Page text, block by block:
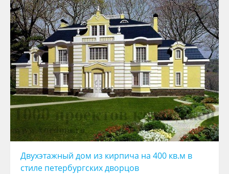
Двухэтажный дом из кирпича на 400 кв.м в
стиле петербургских дворцов